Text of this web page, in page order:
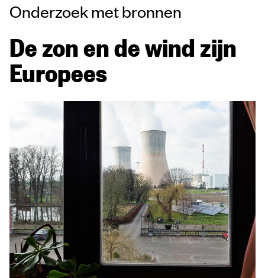
Onderzoek met bronnen
De zon en de wind zijn
Europees